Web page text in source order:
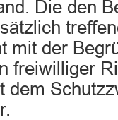
Die den
mit der
freiwilliger
dem